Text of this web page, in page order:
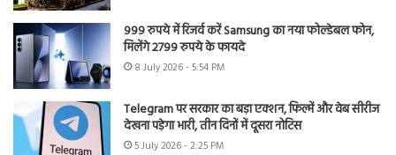
999 रुपये में रिजर्व करें Samsung का नया फोल्डेबल फोन,
मिलेंगे 2799 रुपये के फायदे
8 July 2026 - 5:54 PM
Telegram पर सरकार का बड़ा एक्शन, फिल्में और वेब सीरीज
देखना पड़ेगा भारी, तीन दिनों में दूसरा नोटिस
5 July 2026 - 2:25 PM